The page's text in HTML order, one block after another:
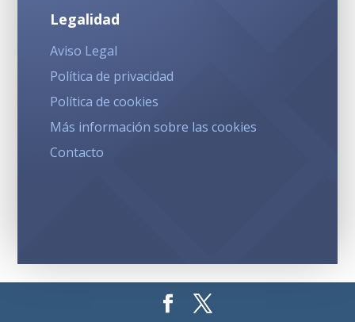
Legalidad
Aviso Legal
Política de privacidad
Política de cookies
Más información sobre las cookies
Contacto